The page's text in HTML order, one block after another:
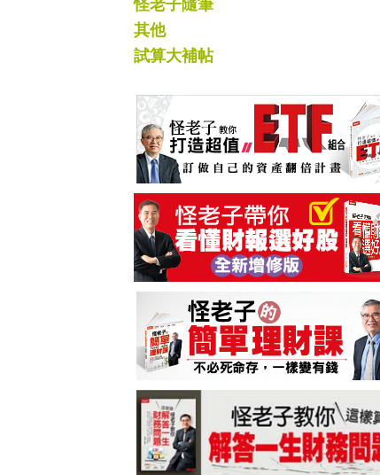
怪老子隨筆
其他
試算大補帖